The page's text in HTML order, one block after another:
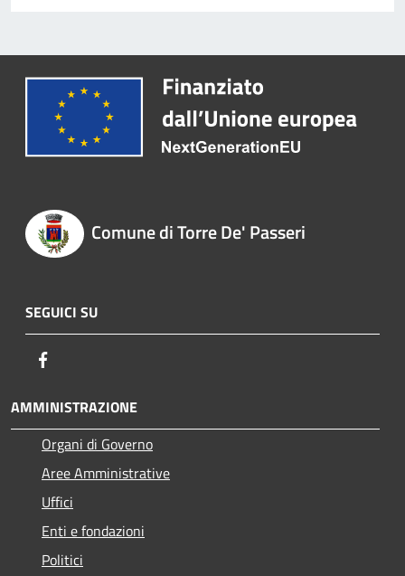
Comune di Torre De' Passeri
SEGUICI SU
AMMINISTRAZIONE
Organi di Governo
Aree Amministrative
Uffici
Enti e fondazioni
Politici